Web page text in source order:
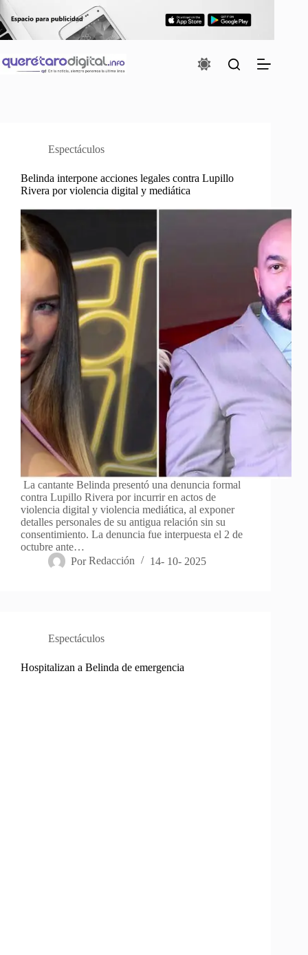
al
contenido
Espectáculos
Belinda interpone acciones legales contra Lupillo
Rivera por violencia digital y mediática
La cantante Belinda presentó una denuncia formal
contra Lupillo Rivera por incurrir en actos de
violencia digital y violencia mediática, al exponer
detalles personales de su antigua relación sin su
consentimiento. La denuncia fue interpuesta el 2 de
octubre ante…
Por Redacción 14- 10- 2025
Espectáculos
Hospitalizan a Belinda de emergencia